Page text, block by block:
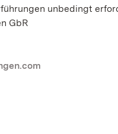
unbedingt
GbR